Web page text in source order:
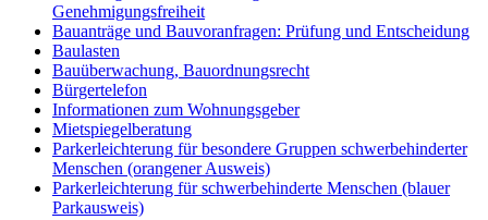
Genehmigungsfreiheit
Bauanträge und Bauvoranfragen: Prüfung und Entscheidung
Baulasten
Bauüberwachung, Bauordnungsrecht
Bürgertelefon
Informationen zum Wohnungsgeber
Mietspiegelberatung
Parkerleichterung für besondere Gruppen schwerbehinderter
Menschen (orangener Ausweis)
Parkerleichterung für schwerbehinderte Menschen (blauer
Parkausweis)